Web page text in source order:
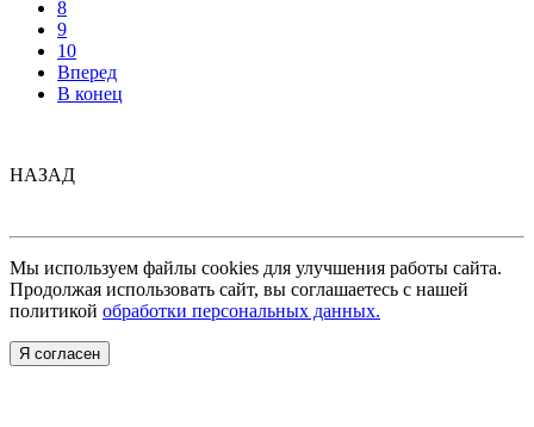
8
9
10
Вперед
В конец
НАЗАД
Мы используем файлы cookies для улучшения работы сайта.
Продолжая использовать сайт, вы соглашаетесь с нашей
политикой обработки персональных данных.
Я согласен